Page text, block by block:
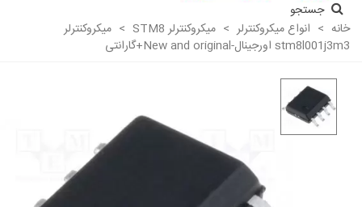
جستجو
خانه > انواع میکروکنترلر > میکروکنترلر STM8 > میکروکنترلر
stm8l001j3m3 اورجینال-New and original+گارانتی